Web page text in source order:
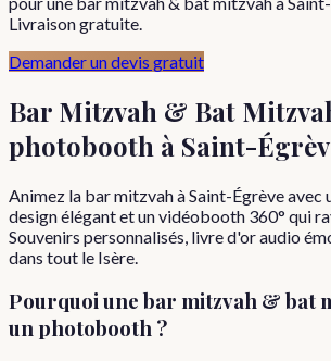
Livraison gratuite.
Demander un devis gratuit
Bar Mitzvah & Bat
photobooth à Saint-
Animez la bar mitzvah à Saint-Égrève avec
design élégant et un vidéobooth 360° qui
Souvenirs personnalisés, livre d'or audio
dans tout le Isère.
Pourquoiune bar mitzvah & bat
un photobooth ?